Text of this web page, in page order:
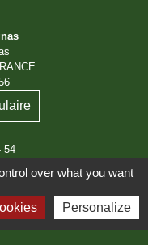
54
public :
12h00
12h00
over what you want
Personalize